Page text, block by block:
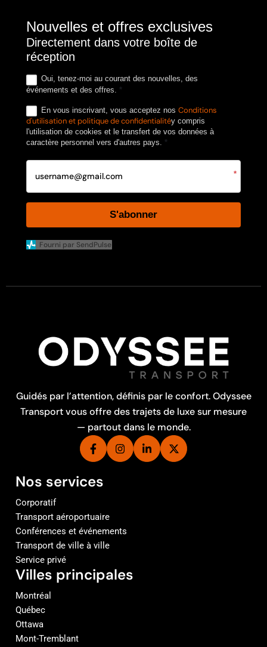
Nouvelles et offres exclusives
Directement dans votre boîte de
réception
Oui, tenez-moi au courant des nouvelles, des
événements et des offres.
*
En vous inscrivant, vous acceptez nosConditions
d'utilisation et politique de confidentialitéy compris
l'utilisation de cookies et le transfert de vos données à
caractère personnel vers d'autres pays. *
*
S'abonner
Fourni par SendPulse
Guidés par l’attention, définis par le confort. Odyssee
Transport vous offre des trajets de luxe sur mesure
— partout dans le monde.
Nos services
Corporatif
Transport aéroportuaire
Conférences et événements
Transport de ville à ville
Service privé
Villes principales
Montréal
Québec
Ottawa
Mont-Tremblant